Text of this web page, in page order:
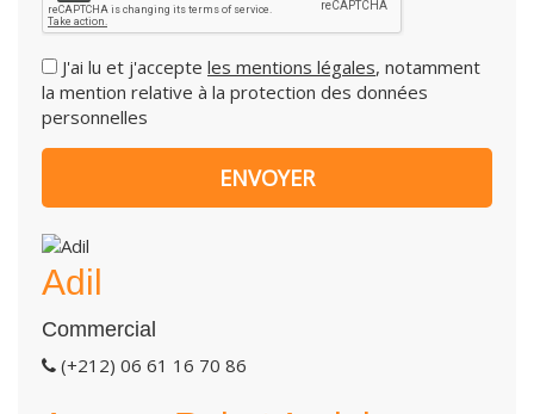
J'ai lu et j'accepte les mentions légales, notamment
la mention relative à la protection des données
personnelles
Adil
Commercial
(+212) 06 61 16 70 86